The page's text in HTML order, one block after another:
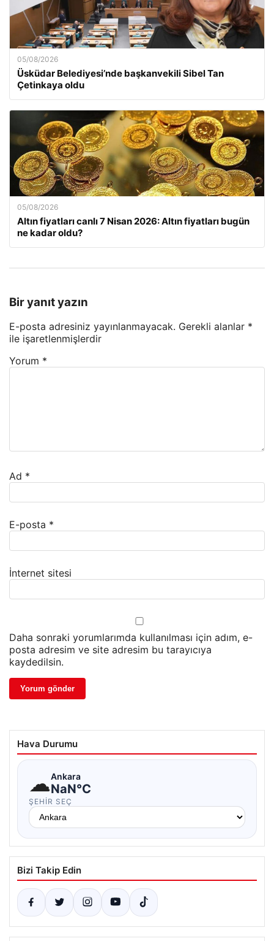
05/08/2026
Üsküdar Belediyesi’nde başkanvekili Sibel Tan
Çetinkaya oldu
05/08/2026
Altın fiyatları canlı 7 Nisan 2026: Altın fiyatları bugün
ne kadar oldu?
Bir yanıt yazın
E-posta adresiniz yayınlanmayacak. Gerekli alanlar *
ile işaretlenmişlerdir
Yorum *
Ad *
E-posta *
İnternet sitesi
Daha sonraki yorumlarımda kullanılması için adım, e-
posta adresim ve site adresim bu tarayıcıya
kaydedilsin.
Hava Durumu
☁Ankara
NaN°C
ŞEHIR SEÇ
Bizi Takip Edin